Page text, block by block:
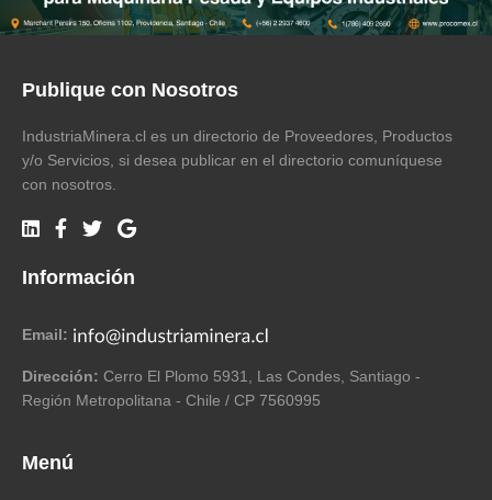
Publique con Nosotros
IndustriaMinera.cl es un directorio de Proveedores, Productos
y/o Servicios, si desea publicar en el directorio comuníquese
con nosotros.
Información
Email:
Dirección: Cerro El Plomo 5931, Las Condes, Santiago -
Región Metropolitana - Chile / CP 7560995
Menú